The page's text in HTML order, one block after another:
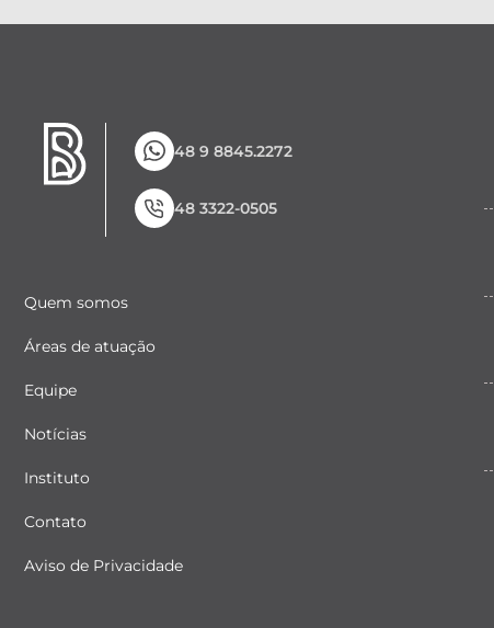
48 9 8845.2272
48 3322-0505
Quem somos
Áreas de atuação
Equipe
Notícias
Instituto
Contato
Aviso de Privacidade